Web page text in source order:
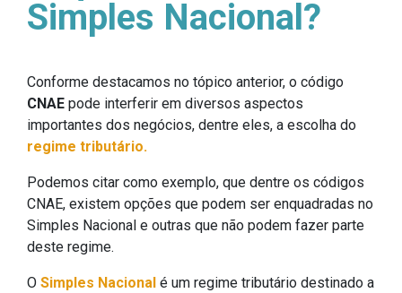
Simples Nacional?
Conforme destacamos no tópico anterior, o código
CNAE pode interferir em diversos aspectos
importantes dos negócios, dentre eles, a escolha do
regime tributário.
Podemos citar como exemplo, que dentre os códigos
CNAE, existem opções que podem ser enquadradas no
Simples Nacional e outras que não podem fazer parte
deste regime.
O Simples Nacional é um regime tributário destinado a